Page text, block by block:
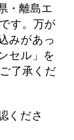
・離島エ
す。万が
みがあっ
セル」を
了承くだ
くださ